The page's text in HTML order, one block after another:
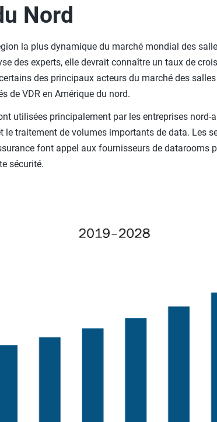
Nord
la plus dynamique du marché mondial des
des experts, elle devrait connaître un taux de
des principaux acteurs du marché des
de VDR en Amérique du nord.
utilisées principalement par les entreprises nord-
le traitement de volumes importants de data. Les
font appel aux fournisseurs de datarooms
sécurité.